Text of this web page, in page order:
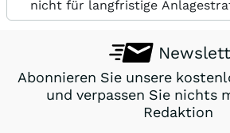
nicht für langfristige
Abonnieren Sie unsere
und verpassen Sie nichts
Redaktion